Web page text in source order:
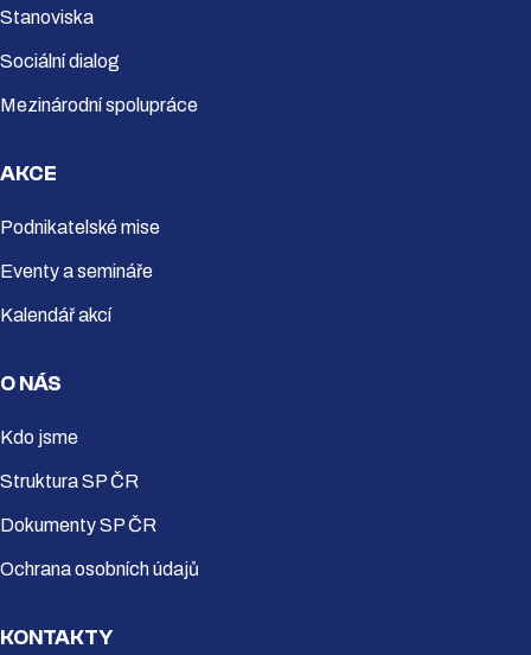
Stanoviska
Sociální dialog
Mezinárodní spolupráce
AKCE
Podnikatelské mise
Eventy a semináře
Kalendář akcí
O NÁS
Kdo jsme
Struktura SP ČR
Dokumenty SP ČR
Ochrana osobních údajů
KONTAKTY